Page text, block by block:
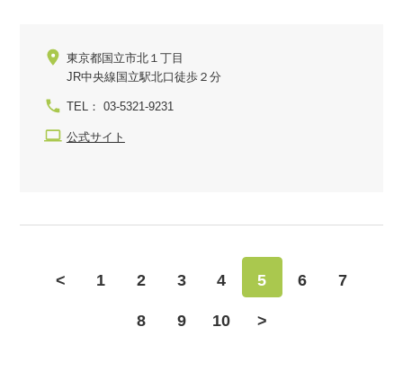
東京都国立市北１丁目
JR中央線国立駅北口徒歩２分
TEL： 03-5321-9231
公式サイト
< 1 2 3 4 5 6 7
8 9 10 >